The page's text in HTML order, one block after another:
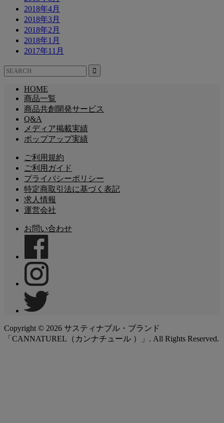
2018年4月
2018年3月
2018年2月
2018年1月
2017年11月
HOME
商品一覧
商品共創開発サービス
Q&A
メディア掲載実績
ポップアップ実績
ご利用規約
ご利用ガイド
プライバシーポリシー
特定商取引法に基づく表記
求人情報
運営会社
お問い合わせ
Copyright © 2026 サスティナブル・ブランド
「CANNATUREL（カンナチュール ）」. All Rights Reserved.